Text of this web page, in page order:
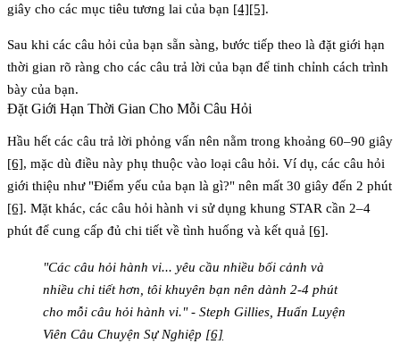
giây cho các mục tiêu tương lai của bạn [4][5].
Sau khi các câu hỏi của bạn sẵn sàng, bước tiếp theo là đặt giới hạn
thời gian rõ ràng cho các câu trả lời của bạn để tinh chỉnh cách trình
bày của bạn.
Đặt Giới Hạn Thời Gian Cho Mỗi Câu Hỏi
Hầu hết các câu trả lời phỏng vấn nên nằm trong khoảng 60–90 giây
[6], mặc dù điều này phụ thuộc vào loại câu hỏi. Ví dụ, các câu hỏi
giới thiệu như "Điểm yếu của bạn là gì?" nên mất 30 giây đến 2 phút
[6]. Mặt khác, các câu hỏi hành vi sử dụng khung STAR cần 2–4
phút để cung cấp đủ chi tiết về tình huống và kết quả [6].
"Các câu hỏi hành vi... yêu cầu nhiều bối cảnh và
nhiều chi tiết hơn, tôi khuyên bạn nên dành 2-4 phút
cho mỗi câu hỏi hành vi." - Steph Gillies, Huấn Luyện
Viên Câu Chuyện Sự Nghiệp [6]